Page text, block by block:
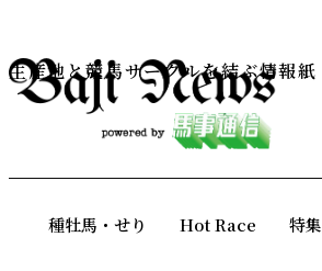
生産地と競馬サークルを結ぶ情報紙
種牡馬・せり Hot Race 特集